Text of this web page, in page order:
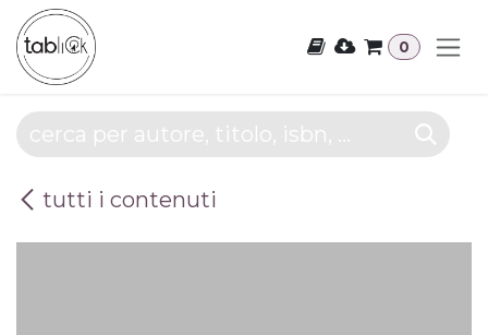
Passa al contenuto
0
tutti i contenuti